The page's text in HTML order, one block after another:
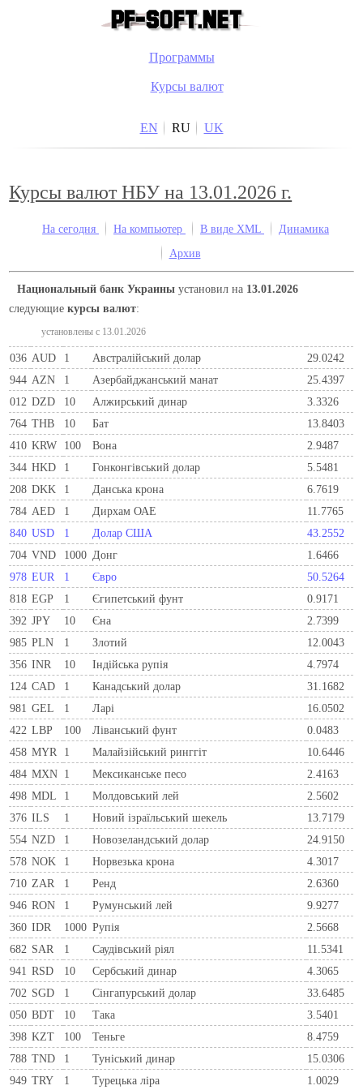
Программы
Курсы валют
EN RU UK
Курсы валют НБУ на 13.01.2026 г.
На сегодня На компьютер В виде XML
Динамика
Архив
Национальный банк Украины установил на 13.01.2026
следующиекурсы валют:
установлены c 13.01.2026
036 AUD 1 Австралійський долар
29.0242
944 AZN 1 Азербайджанський манат
25.4397
012 DZD 10 Алжирський динар
3.3326
764 THB 10 Бат
13.8403
410 KRW 100 Вона
2.9487
344 HKD 1 Гонконгівський долар
5.5481
208 DKK 1 Данська крона
6.7619
784 AED 1 Дирхам ОАЕ
11.7765
840 USD 1 Долар США
43.2552
704 VND 1000 Донг
1.6466
978 EUR 1 Євро
50.5264
818 EGP 1 Єгипетський фунт
0.9171
392 JPY 10 Єна
2.7399
985 PLN 1 Злотий
12.0043
356 INR 10 Індійська рупія
4.7974
124 CAD 1 Канадський долар
31.1682
981 GEL 1 Ларi
16.0502
422 LBP 100 Ліванський фунт
0.0483
458 MYR 1 Малайзійський ринггіт
10.6446
484 MXN 1 Мексиканське песо
2.4163
498 MDL 1 Молдовський лей
2.5602
376 ILS 1 Новий ізраїльський шекель
13.7179
554 NZD 1 Новозеландський долар
24.9150
578 NOK 1 Норвезька крона
4.3017
710 ZAR 1 Ренд
2.6360
946 RON 1 Румунський лей
9.9277
360 IDR 1000 Рупія
2.5668
682 SAR 1 Саудівський ріял
11.5341
941 RSD 10 Сербський динар
4.3065
702 SGD 1 Сінгапурський долар
33.6485
050 BDT 10 Така
3.5401
398 KZT 100 Теньге
8.4759
788 TND 1 Туніський динар
15.0306
949 TRY 1 Турецька ліра 1.0029